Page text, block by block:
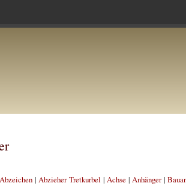
Abzeichen| Abzieher Tretkurbel | Achse| Anhänger|